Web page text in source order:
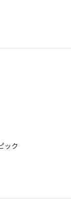
ック